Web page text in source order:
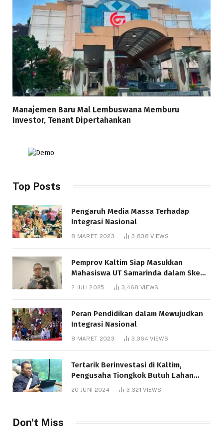
Manajemen Baru Mal Lembuswana Memburu
Investor, Tenant Dipertahankan
Top Posts
Pengaruh Media Massa Terhadap
Integrasi Nasional
8 MARET 2023 3,838VIEWS
Pemprov Kaltim Siap Masukkan
Mahasiswa UT Samarinda dalam Skema
Bantuan Pendidikan Gratispol
2 JULI 2025 3,468 VIEWS
Peran Pendidikan dalam Mewujudkan
Integrasi Nasional
8 MARET 2023 3,364VIEWS
Tertarik Berinvestasi di Kaltim,
Pengusaha Tiongkok Butuh Lahan
1.000 Hektare
20 JUNI 2024 3,321VIEWS
Don't Miss